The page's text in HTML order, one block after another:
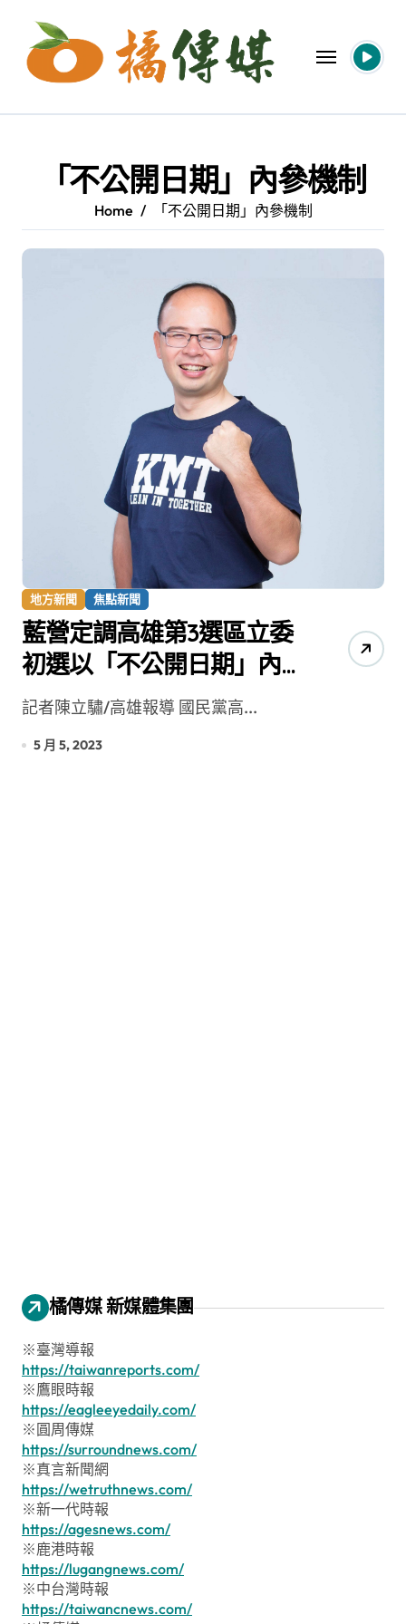
content
「不公開日期」內參機制
Home 「不公開日期」內參機制
地方新聞 焦點新聞
藍營定調高雄第3選區立委
初選以「不公開日期」內
參機制 孫健萍宣布退出
記者陳立驌/高雄報導 國民黨高...
5 月 5, 2023
橘傳媒 新媒體集團
※臺灣導報
https://taiwanreports.com/
※鷹眼時報
https://eagleeyedaily.com/
※圓周傳媒
https://surroundnews.com/
※真言新聞網
https://wetruthnews.com/
※新一代時報
https://agesnews.com/
※鹿港時報
https://lugangnews.com/
※中台灣時報
https://taiwancnews.com/